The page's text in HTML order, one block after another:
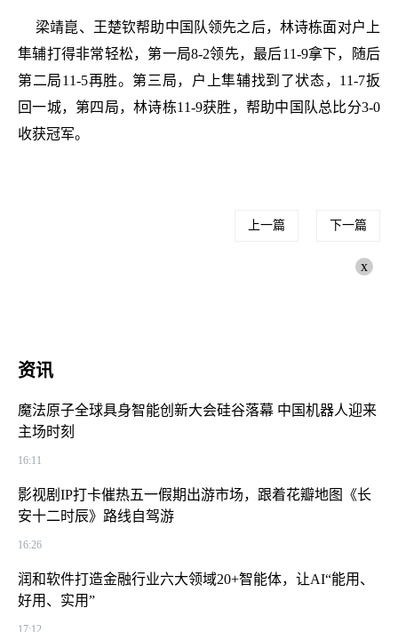
梁靖崑、王楚钦帮助中国队领先之后，林诗栋面对户上
隼辅打得非常轻松，第一局8-2领先，最后11-9拿下，随后
第二局11-5再胜。第三局，户上隼辅找到了状态，11-7扳
回一城，第四局，林诗栋11-9获胜，帮助中国队总比分3-0
收获冠军。
上一篇 下一篇
x
资讯
魔法原子全球具身智能创新大会硅谷落幕 中国机器人迎来
主场时刻
16:11
影视剧IP打卡催热五一假期出游市场，跟着花瓣地图《长
安十二时辰》路线自驾游
16:26
润和软件打造金融行业六大领域20+智能体，让AI“能用、
好用、实用”
17:12